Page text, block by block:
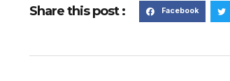
Share this post : Facebook